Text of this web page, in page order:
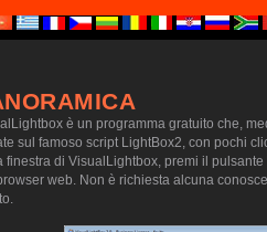
è un programma gratuito che,
sul famoso script LightBox2, con pochi
finestra di VisualLightbox, premi il
web. Non è richiesta alcuna